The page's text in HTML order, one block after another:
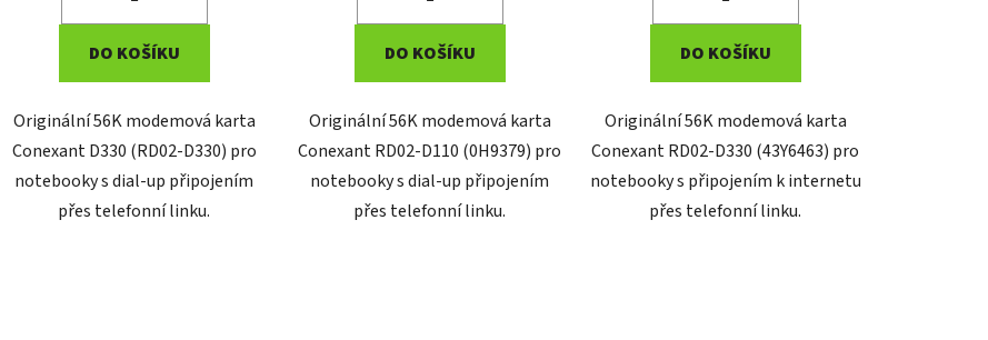
DO KOŠÍKU
Originální 56K modemová karta
Conexant D330 (RD02-D330) pro
notebooky s dial-up připojením
přes telefonní linku.
DO KOŠÍKU
Originální 56K modemová karta
Conexant RD02-D110 (0H9379) pro
notebooky s dial-up připojením
přes telefonní linku.
DO KOŠÍKU
Originální 56K modemová karta
Conexant RD02-D330 (43Y6463) pro
notebooky s připojením k internetu
přes telefonní linku.